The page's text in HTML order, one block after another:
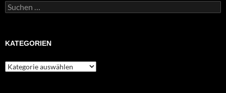
Suchen
nach:
KATEGORIEN
Kategorien